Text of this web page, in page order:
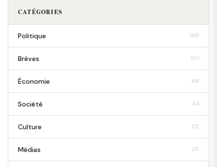
CATÉGORIES
Politique 188
Brèves 101
Économie 48
Société 43
Culture 25
Médias 25